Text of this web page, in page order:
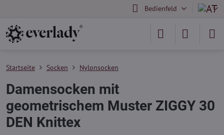
Bedienfeld
Startseite Socken Nylonsocken
Damensocken mit
geometrischem Muster ZIGGY 30
DEN Knittex